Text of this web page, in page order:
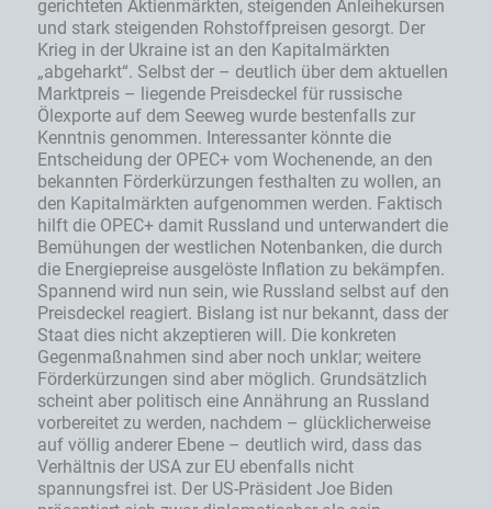
gerichteten Aktienmärkten, steigenden Anleihekursen
und stark steigenden Rohstoffpreisen gesorgt. Der
Krieg in der Ukraine ist an den Kapitalmärkten
„abgeharkt“. Selbst der – deutlich über dem aktuellen
Marktpreis – liegende Preisdeckel für russische
Ölexporte auf dem Seeweg wurde bestenfalls zur
Kenntnis genommen. Interessanter könnte die
Entscheidung der OPEC+ vom Wochenende, an den
bekannten Förderkürzungen festhalten zu wollen, an
den Kapitalmärkten aufgenommen werden. Faktisch
hilft die OPEC+ damit Russland und unterwandert die
Bemühungen der westlichen Notenbanken, die durch
die Energiepreise ausgelöste Inflation zu bekämpfen.
Spannend wird nun sein, wie Russland selbst auf den
Preisdeckel reagiert. Bislang ist nur bekannt, dass der
Staat dies nicht akzeptieren will. Die konkreten
Gegenmaßnahmen sind aber noch unklar; weitere
Förderkürzungen sind aber möglich. Grundsätzlich
scheint aber politisch eine Annährung an Russland
vorbereitet zu werden, nachdem – glücklicherweise
auf völlig anderer Ebene – deutlich wird, dass das
Verhältnis der USA zur EU ebenfalls nicht
spannungsfrei ist. Der US-Präsident Joe Biden